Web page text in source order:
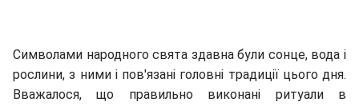
Символами народного свята здавна були сонце, вода і
рослини, з ними і пов'язані головні традиції цього дня.
Вважалося, що правильно виконані ритуали в